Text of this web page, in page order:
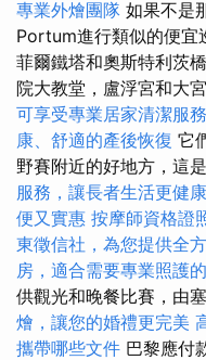
專業外燴團隊 如果不是
Portum進行類似的便宜
菲爾鐵塔和奧斯特利茨
院大教堂，盧浮宮和大
可享受專業居家清潔服務
康、舒適的產後恢復 它
野賽附近的好地方，這
服務，讓長者生活更健康
便又實惠 按摩師資格證
東徵信社，為您提供全
房，適合需要專業照護
供觀光和晚餐比賽，由
燴，讓您的婚禮更完美
攜帶哪些文件 巴黎應付